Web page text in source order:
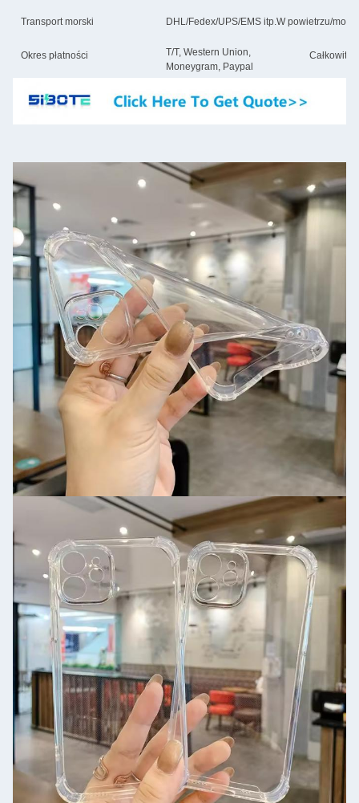
Transport morski DHL/Fedex/UPS/EMS itp.W powietrzu/
Okres płatności
T/T, Western Union,
Moneygram, Paypal
Całkowita